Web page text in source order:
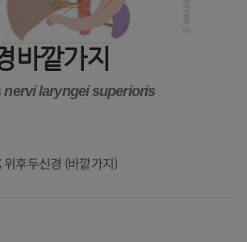
바깥가지
nervi laryngei superioris
위후두신경 (바깥가지)